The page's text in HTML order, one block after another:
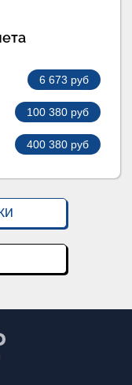
6 673 руб
100 380 руб
400 380 руб